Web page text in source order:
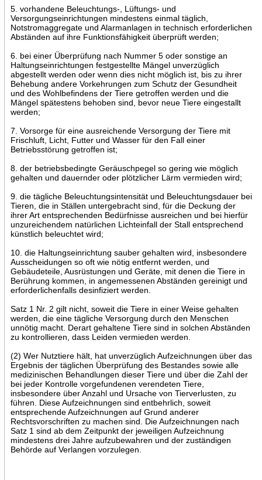
5. vorhandene Beleuchtungs-, Lüftungs- und
Versorgungseinrichtungen mindestens einmal täglich,
Notstromaggregate und Alarmanlagen in technisch erforderlichen
Abständen auf ihre Funktionsfähigkeit überprüft werden;
6. bei einer Überprüfung nach Nummer 5 oder sonstige an
Haltungseinrichtungen festgestellte Mängel unverzüglich
abgestellt werden oder wenn dies nicht möglich ist, bis zu ihrer
Behebung andere Vorkehrungen zum Schutz der Gesundheit
und des Wohlbefindens der Tiere getroffen werden und die
Mängel spätestens behoben sind, bevor neue Tiere eingestallt
werden;
7. Vorsorge für eine ausreichende Versorgung der Tiere mit
Frischluft, Licht, Futter und Wasser für den Fall einer
Betriebsstörung getroffen ist;
8. der betriebsbedingte Geräuschpegel so gering wie möglich
gehalten und dauernder oder plötzlicher Lärm vermieden wird;
9. die tägliche Beleuchtungsintensität und Beleuchtungsdauer bei
Tieren, die in Ställen untergebracht sind, für die Deckung der
ihrer Art entsprechenden Bedürfnisse ausreichen und bei hierfür
unzureichendem natürlichen Lichteinfall der Stall entsprechend
künstlich beleuchtet wird;
10. die Haltungseinrichtung sauber gehalten wird, insbesondere
Ausscheidungen so oft wie nötig entfernt werden, und
Gebäudeteile, Ausrüstungen und Geräte, mit denen die Tiere in
Berührung kommen, in angemessenen Abständen gereinigt und
erforderlichenfalls desinfiziert werden.
Satz 1 Nr. 2 gilt nicht, soweit die Tiere in einer Weise gehalten
werden, die eine tägliche Versorgung durch den Menschen
unnötig macht. Derart gehaltene Tiere sind in solchen Abständen
zu kontrollieren, dass Leiden vermieden werden.
(2) Wer Nutztiere hält, hat unverzüglich Aufzeichnungen über das
Ergebnis der täglichen Überprüfung des Bestandes sowie alle
medizinischen Behandlungen dieser Tiere und über die Zahl der
bei jeder Kontrolle vorgefundenen verendeten Tiere,
insbesondere über Anzahl und Ursache von Tierverlusten, zu
führen. Diese Aufzeichnungen sind entbehrlich, soweit
entsprechende Aufzeichnungen auf Grund anderer
Rechtsvorschriften zu machen sind. Die Aufzeichnungen nach
Satz 1 sind ab dem Zeitpunkt der jeweiligen Aufzeichnung
mindestens drei Jahre aufzubewahren und der zuständigen
Behörde auf Verlangen vorzulegen.